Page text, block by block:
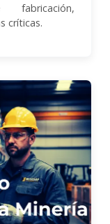
fabricación,
críticas.